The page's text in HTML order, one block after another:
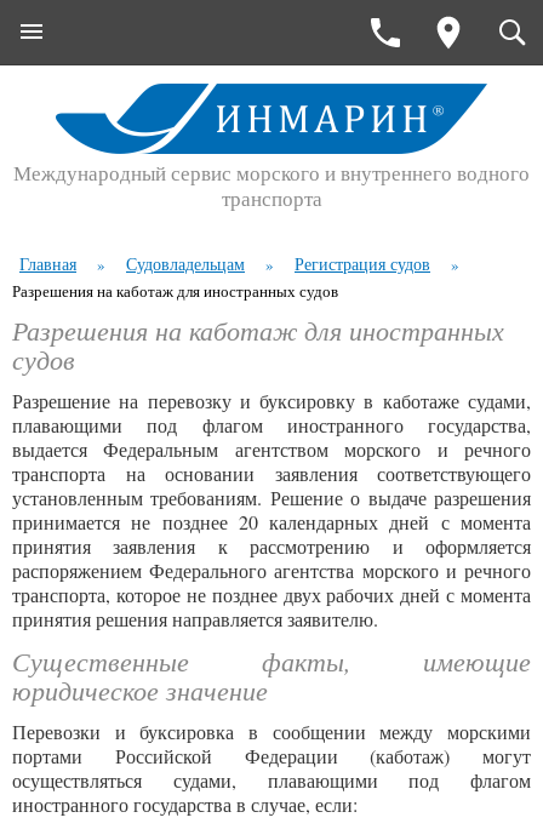
Международный сервис морского и внутреннего водного
транспорта
Главная » Судовладельцам » Регистрация судов
»
Разрешения на каботаж для иностранных судов
Разрешения на каботаж для иностранных
судов
Разрешение на перевозку и буксировку в каботаже судами,
плавающими под флагом иностранного государства,
выдается Федеральным агентством морского и речного
транспорта на основании заявления соответствующего
установленным требованиям. Решение о выдаче разрешения
принимается не позднее 20 календарных дней с момента
принятия заявления к рассмотрению и оформляется
распоряжением Федерального агентства морского и речного
транспорта, которое не позднее двух рабочих дней с момента
принятия решения направляется заявителю.
Существенные факты, имеющие
юридическое значение
Перевозки и буксировка в сообщении между морскими
портами Российской Федерации (каботаж) могут
осуществляться судами, плавающими под флагом
иностранного государства в случае, если: